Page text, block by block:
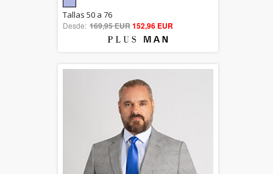
out of 5
Tallas 50 a 76
Desde: 169,95 EUR152,96 EUR